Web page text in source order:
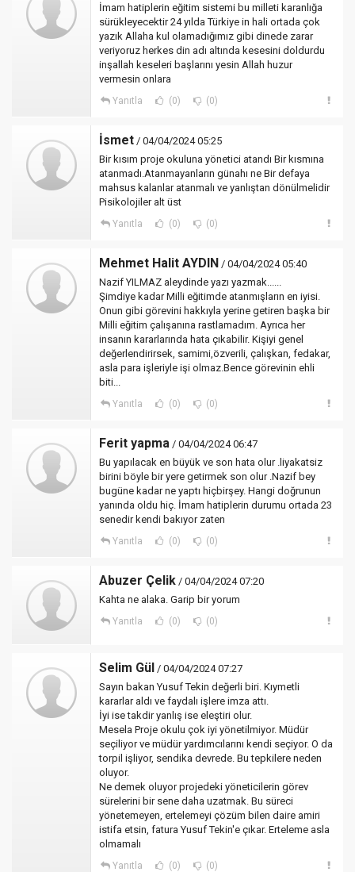
İmam hatiplerin eğitim sistemi bu milleti karanlığa
sürükleyecektir 24 yılda Türkiye in hali ortada çok
yazık Allaha kul olamadığımız gibi dinede zarar
veriyoruz herkes din adı altında kesesini doldurdu
inşallah keseleri başlarını yesin Allah huzur
vermesin onlara
Yanıtla (0) (0)
İsmet / 04/04/2024 05:25
Bir kısım proje okuluna yönetici atandı Bir kısmına
atanmadı.Atanmayanların günahı ne Bir defaya
mahsus kalanlar atanmalı ve yanlıştan dönülmelidir
Pisikolojiler alt üst
Yanıtla (0) (0)
Mehmet Halit AYDIN / 04/04/2024 05:40
Nazif YILMAZ aleydinde yazı yazmak......
Şimdiye kadar Milli eğitimde atanmışların en iyisi.
Onun gibi görevini hakkıyla yerine getiren başka bir
Milli eğitim çalışanına rastlamadım. Ayrıca her
insanın kararlarında hata çıkabilir. Kişiyi genel
değerlendirirsek, samimi,özverili, çalışkan, fedakar,
asla para işleriyle işi olmaz.Bence görevinin ehli
biti...
Yanıtla (0) (0)
Ferit yapma / 04/04/2024 06:47
Bu yapılacak en büyük ve son hata olur .liyakatsiz
birini böyle bir yere getirmek son olur .Nazif bey
bugüne kadar ne yaptı hiçbirşey. Hangi doğrunun
yanında oldu hiç. İmam hatiplerin durumu ortada 23
senedir kendi bakıyor zaten
Yanıtla (0) (0)
Abuzer Çelik / 04/04/2024 07:20
Kahta ne alaka. Garip bir yorum
Yanıtla (0) (0)
Selim Gül / 04/04/2024 07:27
Sayın bakan Yusuf Tekin değerli biri. Kıymetli
kararlar aldı ve faydalı işlere imza attı.
İyi ise takdir yanlış ise eleştiri olur.
Mesela Proje okulu çok iyi yönetilmiyor. Müdür
seçiliyor ve müdür yardımcılarını kendi seçiyor. O da
torpil işliyor, sendika devrede. Bu tepkilere neden
oluyor.
Ne demek oluyor projedeki yöneticilerin görev
sürelerini bir sene daha uzatmak. Bu süreci
yönetemeyen, ertelemeyi çözüm bilen daire amiri
istifa etsin, fatura Yusuf Tekin'e çıkar. Erteleme asla
olmamalı
Yanıtla (0) (0)